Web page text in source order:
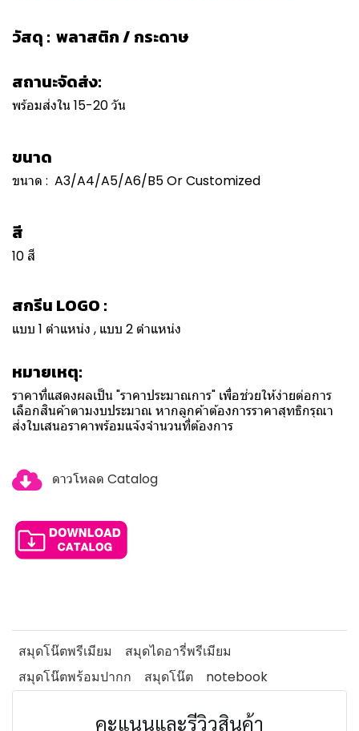
วัสดุ : พลาสติก / กระดาษ
สถานะจัดส่ง:
พร้อมส่งใน 15-20 วัน
ขนาด
ขนาด : A3/A4/A5/A6/B5 Or Customized
สี
10 สี
สกรีน LOGO :
แบบ 1 ตำแหน่ง , แบบ 2 ตำแหน่ง
หมายเหตุ:
ราคาที่แสดงผลเป็น "ราคาประมาณการ" เพื่อช่วยให้ง่ายต่อการ
เลือกสินค้าตามงบประมาณ หากลูกค้าต้องการราคาสุทธิกรุณา
ส่งใบเสนอราคาพร้อมแจ้งจำนวนที่ต้องการ
ดาวโหลด Catalog
สมุดโน๊ตพรีเมียม
สมุดไดอารี่พรีเมียม
สมุดโน๊ตพร้อมปากก
สมุดโน๊ต notebook
คะแนนและรีวิวสินค้า